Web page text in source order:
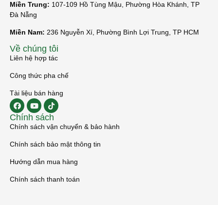
Miền Trung: 107-109 Hồ Tùng Mậu, Phường Hòa Khánh, TP
Đà Nẵng
Miền Nam: 236 Nguyễn Xí, Phường Bình Lợi Trung, TP HCM
Về chúng tôi
Liên hệ hợp tác
Công thức pha chế
Tài liệu bán hàng
Chính sách
Chính sách vận chuyển & bảo hành
Chính sách bảo mật thông tin
Hướng dẫn mua hàng
Chính sách thanh toán